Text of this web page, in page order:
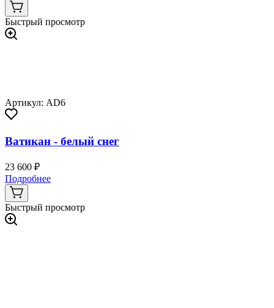
Быстрый просмотр
Артикул: AD6
Ватикан - белый снег
23 600 ₽
Подробнее
Быстрый просмотр